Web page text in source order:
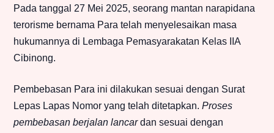
Pada tanggal 27 Mei 2025, seorang mantan narapidana
terorisme bernama Para telah menyelesaikan masa
hukumannya di Lembaga Pemasyarakatan Kelas IIA
Cibinong.
Pembebasan Para ini dilakukan sesuai dengan Surat
Lepas Lapas Nomor yang telah ditetapkan. Proses
pembebasan berjalan lancardan sesuai dengan